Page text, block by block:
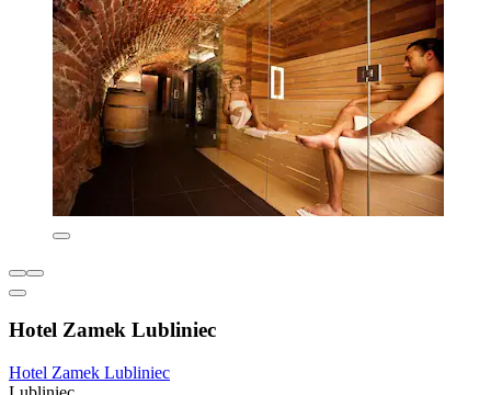
Hotel Zamek Lubliniec
Hotel Zamek Lubliniec